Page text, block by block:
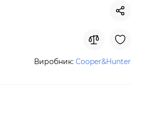
Виробник: Cooper&Hunter